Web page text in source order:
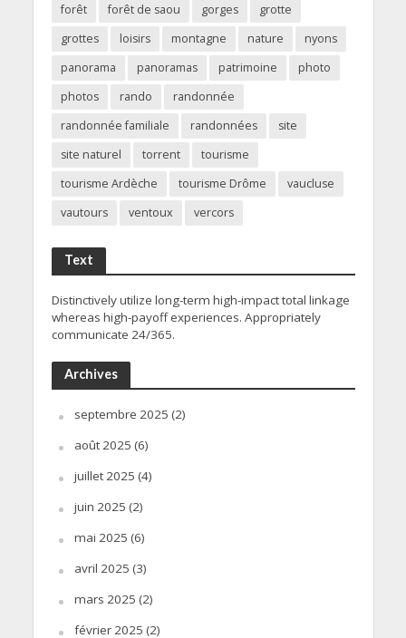
forêt
forêt de saou gorges
grotte
grottes
loisirs montagne nature
nyons
panorama
panoramas patrimoine
photo
photos
rando
randonnée
randonnée familiale
randonnées
site
site naturel
torrent
tourisme
tourisme Ardèche
tourisme Drôme
vaucluse
vautours
ventoux vercors
Text
Distinctively utilize long-term high-impact total linkage
whereas high-payoff experiences. Appropriately
communicate 24/365.
Archives
septembre 2025 (2)
août 2025 (6)
juillet 2025 (4)
juin 2025 (2)
mai 2025 (6)
avril 2025 (3)
mars 2025 (2)
février 2025 (2)